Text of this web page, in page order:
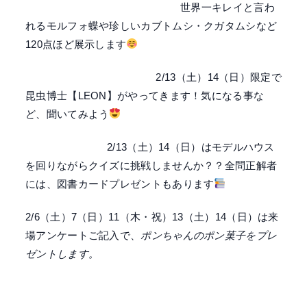
世界一キレイと言わ
れるモルフォ蝶や珍しいカブトムシ・クガタムシなど
120点ほど展示します
2/13（土）14（日）限定で
昆虫博士【LEON】がやってきます！気になる事な
ど、聞いてみよう
2/13（土）14（日）はモデルハウス
を回りながらクイズに挑戦しませんか？？全問正解者
には、図書カードプレゼントもあります
2/6（土）7（日）11（木・祝）13（土）14（日）は来
場アンケートご記入で、 ポンちゃんのポン菓子をプレ
ゼントします。